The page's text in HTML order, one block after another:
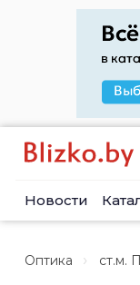
Новости
Оптика ст.м.